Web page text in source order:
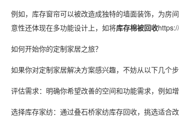
例如，库存窗帘可以被改造成独特的墙面装饰，为房
意性还体现在多功能设计上，如将库存棉被回收
如何开始你的定制家居之旅？
如果你对定制家居解决方案感兴趣，不妨从以下几个步
评估需求：明确你希望改善的空间和功能需求，例如
选择库存家纺：通过叠石桥家纺库存回收，挑选适合